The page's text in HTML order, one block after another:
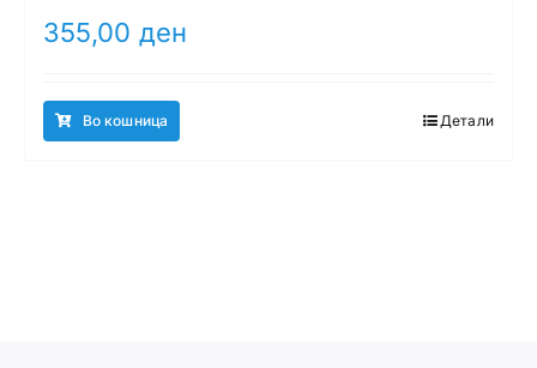
355,00 ден
Во кошница Детали